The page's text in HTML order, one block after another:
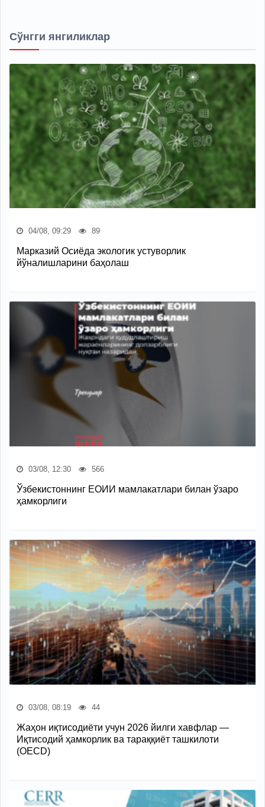
Сўнгги янгиликлар
04/08, 09:29 89
Марказий Осиёда экологик устуворлик
йўналишларини баҳолаш
03/08, 12:30 566
Ўзбекистоннинг ЕОИИ мамлакатлари билан ўзаро
ҳамкорлиги
03/08, 08:19 44
Жаҳон иқтисодиёти учун 2026 йилги хавфлар —
Иқтисодий ҳамкорлик ва тараққиёт ташкилоти
(OECD)